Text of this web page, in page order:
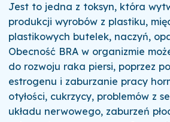
Jest to jedna z toksyn, która
produkcji wyrobów z plastiku,
plastikowych butelek, naczyń,
Obecność BRA w organizmie
do rozwoju raka piersi, poprzez
estrogenu i zaburzanie pracy
otyłości, cukrzycy, problemów z
układu nerwowego, zaburzeń